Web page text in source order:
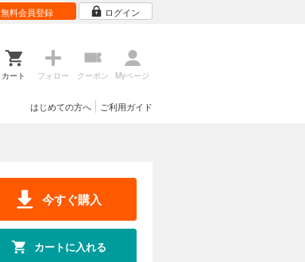
無料会員登録 ログイン
カート フォロー クーポン Myページ
ご利用ガイド
はじめての方へ
今すぐ購入
カートに入れる